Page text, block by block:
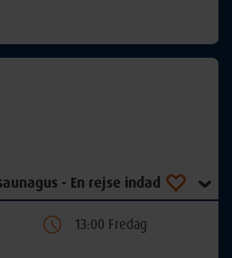
- En rejse indad
13:00 Fredag